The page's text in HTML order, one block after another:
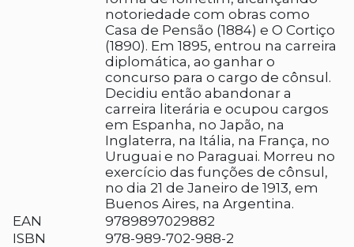
notoriedade com obras como
Casa de Pensão (1884) e O Cortiço
(1890). Em 1895, entrou na carreira
diplomática, ao ganhar o
concurso para o cargo de cônsul.
Decidiu então abandonar a
carreira literária e ocupou cargos
em Espanha, no Japão, na
Inglaterra, na Itália, na França, no
Uruguai e no Paraguai. Morreu no
exercício das funções de cônsul,
no dia 21 de Janeiro de 1913, em
Buenos Aires, na Argentina.
EAN
9789897029882
ISBN
978-989-702-988-2